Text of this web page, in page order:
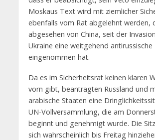
Moskaus Text wird mit ziemlicher
ebenfalls vom Rat abgelehnt werden,
abgesehen von China, seit der
Ukraine eine weitgehend antirussische
eingenommen hat.
Da es im Sicherheitsrat keinen klaren
vorn gibt, beantragten Russland und
arabische Staaten eine
UN-Vollversammlung, die am
beginnt und genehmigt wurde. Die
sich wahrscheinlich bis Freitag